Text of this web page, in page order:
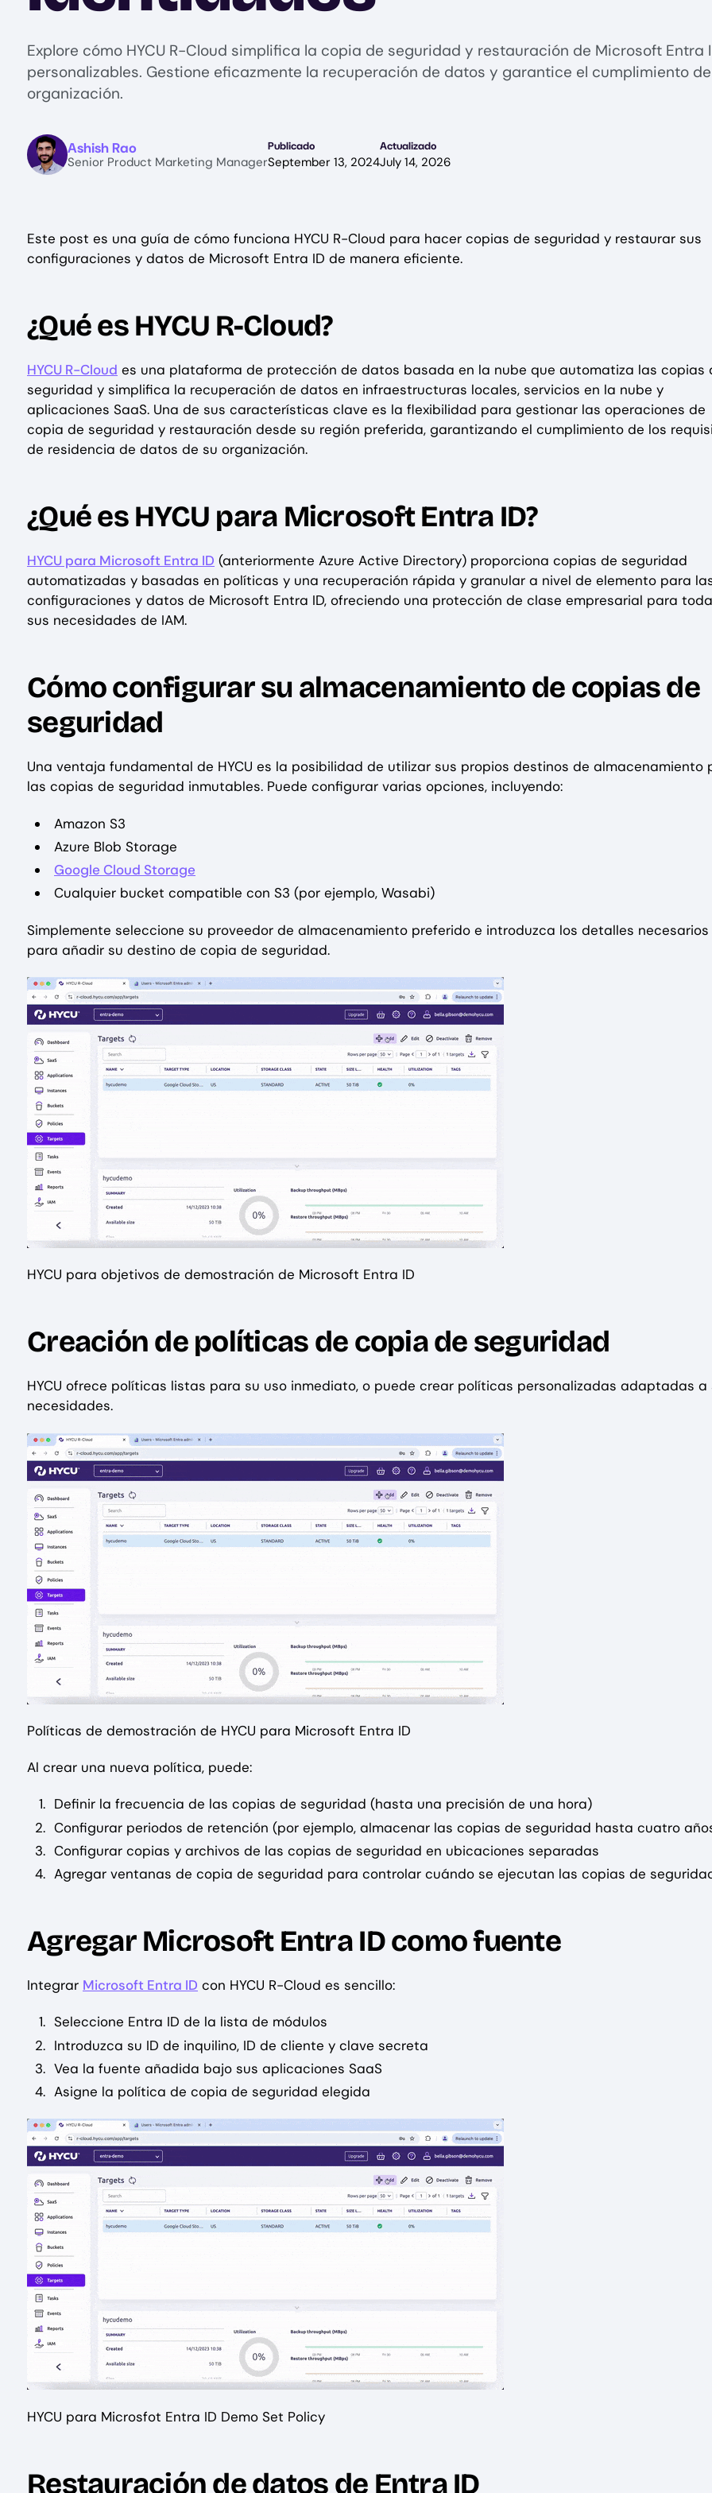
Explore cómo HYCU R-Cloud simplifica la copia de seguridad y restauración de Microsoft
personalizables. Gestione eficazmente la recuperación de datos y garantice el cumplimiento
organización.
ImageAshish Rao
Senior Product Marketing Manager
Publicado
September 13, 2024
Actualizado
July 14, 2026
Este post es una guía de cómo funciona HYCU R-Cloud para hacer copias de seguridad y restaurar sus
configuraciones y datos de Microsoft Entra ID de manera eficiente.
¿Qué es HYCU R-Cloud?
HYCU R-Cloud es una plataforma de protección de datos basada en la nube que automatiza las copias
seguridad y simplifica la recuperación de datos en infraestructuras locales, servicios en la nube y
aplicaciones SaaS. Una de sus características clave es la flexibilidad para gestionar las operaciones de
copia de seguridad y restauración desde su región preferida, garantizando el cumplimiento de los
de residencia de datos de su organización.
¿Qué es HYCU para Microsoft Entra ID?
HYCU para Microsoft Entra ID (anteriormente Azure Active Directory) proporciona copias de seguridad
automatizadas y basadas en políticas y una recuperación rápida y granular a nivel de elemento para
configuraciones y datos de Microsoft Entra ID, ofreciendo una protección de clase empresarial para
sus necesidades de IAM.
Cómo configurar su almacenamiento de copias de
seguridad
Una ventaja fundamental de HYCU es la posibilidad de utilizar sus propios destinos de almacenamiento
las copias de seguridad inmutables. Puede configurar varias opciones, incluyendo:
Amazon S3
Azure Blob Storage
Google Cloud Storage
Cualquier bucket compatible con S3 (por ejemplo, Wasabi)
Simplemente seleccione su proveedor de almacenamiento preferido e introduzca los detalles necesarios
para añadir su destino de copia de seguridad.
HYCU para objetivos de demostración de Microsoft Entra ID
Creación de políticas de copia de seguridad
HYCU ofrece políticas listas para su uso inmediato, o puede crear políticas personalizadas adaptadas a
necesidades.
Políticas de demostración de HYCU para Microsoft Entra ID
Al crear una nueva política, puede:
Definir la frecuencia de las copias de seguridad (hasta una precisión de una hora)
Configurar periodos de retención (por ejemplo, almacenar las copias de seguridad hasta cuatro
Configurar copias y archivos de las copias de seguridad en ubicaciones separadas
Agregar ventanas de copia de seguridad para controlar cuándo se ejecutan las copias de
Agregar Microsoft Entra ID como fuente
Integrar Microsoft Entra ID con HYCU R-Cloud es sencillo:
Seleccione Entra ID de la lista de módulos
Introduzca su ID de inquilino, ID de cliente y clave secreta
Vea la fuente añadida bajo sus aplicaciones SaaS
Asigne la política de copia de seguridad elegida
HYCU para Microsfot Entra ID Demo Set Policy
Restauración de datos de Entra ID